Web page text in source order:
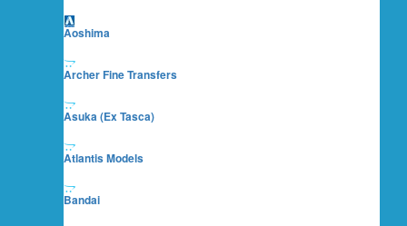
Aoshima
Archer Fine Transfers
Asuka (ex Tasca)
Atlantis Models
Bandai